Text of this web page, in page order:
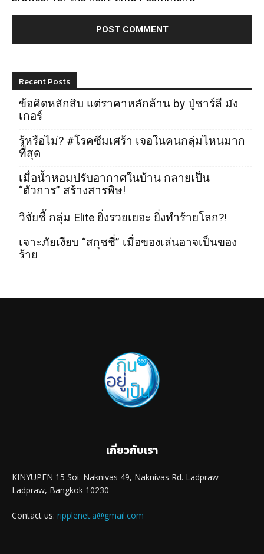
Recent Posts
ข้อคิดหลักสิบ แต่ราคาหลักล้าน by ปู่ชาร์ลี มัง
เกอร์
รู้หรือไม่? #โรคซึมเศร้า เจอในคนกลุ่มไหนมาก
ที่สุด
เมื่อน้ำหอมปรับอากาศในบ้าน กลายเป็น
“ตัวการ” สร้างสารพิษ!
วิจัยชี้ กลุ่ม Elite ยิ่งรวยเยอะ ยิ่งทำร้ายโลก?!
เจาะภัยเงียบ “สกุชชี่” เมื่อของเล่นอาจเป็นของ
ร้าย
เกี่ยวกับเรา
KINYUPEN 15 Soi. Naknivas 49, Naknivas Rd. Ladpraw
Ladpraw, Bangkok 10230
Contact us: ripplenet.a@gmail.com